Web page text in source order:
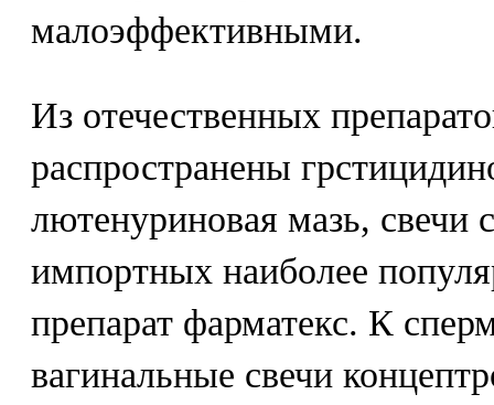
малоэффективными.
Из отечественных
распространены
лютенуриновая мазь, свечи
импортных наиболее
препарат фарматекс. К
вагинальные свечи